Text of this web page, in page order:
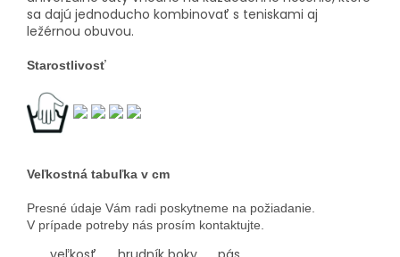
sa dajú jednoducho kombinovať s teniskami aj
ležérnou obuvou.
Starostlivosť
Veľkostná tabuľka v cm
Presné údaje Vám radi poskytneme na požiadanie.
V prípade potreby nás prosím kontaktujte.